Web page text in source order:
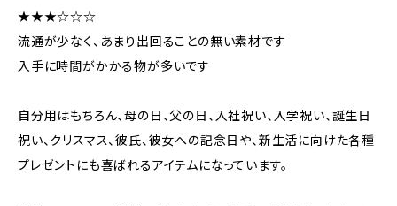
★★★☆☆☆
流通が少なく、あまり出回ることの無い素材です
入手に時間がかかる物が多いです
自分用はもちろん、母の日、父の日、入社祝い、入学祝い、誕生日
祝い、クリスマス、彼氏、彼女への記念日や、新生活に向けた各種
プレゼントにも喜ばれるアイテムになっています。